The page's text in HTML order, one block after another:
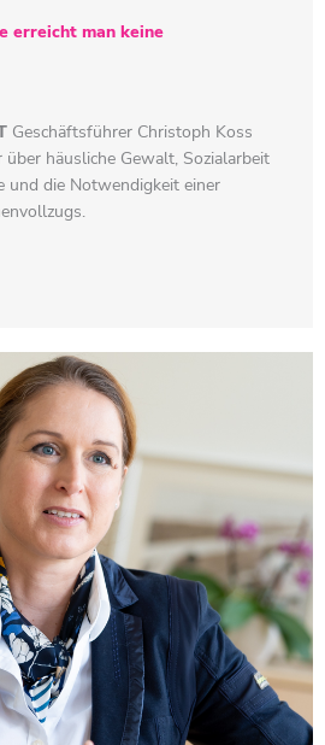
erreicht man keine
Geschäftsführer Christoph Koss
häusliche Gewalt, Sozialarbeit
und die Notwendigkeit einer